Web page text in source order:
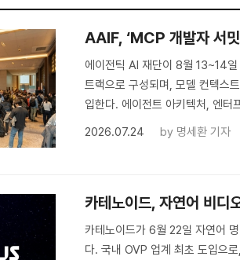
AAIF, ‘MCP 개발자 서
에이전틱 AI 재단이 8월 13~14
트랙으로 구성되며, 모델 컨텍스
입한다. 에이전트 아키텍처, 엔터
2026.07.24
by 명세환 기자
카테노이드, 자연어 비디
카테노이드가 6월 22일 자연어
다. 국내 OVP 업계 최초 도입으